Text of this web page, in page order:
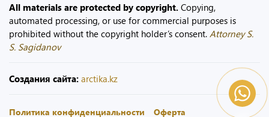
All materials are protected by copyright. Copying,
automated processing, or use for commercial purposes is
prohibited without the copyright holder’s consent. Attorney S.
S. Sagidanov
Создания сайта: arctika.kz
Политика конфиденциальности Оферта